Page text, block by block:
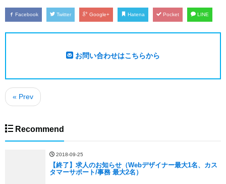
Facebook Twitter Google+ Hatena Pocket LINE
お問い合わせはこちらから
« Prev
Recommend
2018-09-25
【終了】求人のお知らせ（Webデザイナー最大1名、カス
タマーサポート/事務 最大2名）